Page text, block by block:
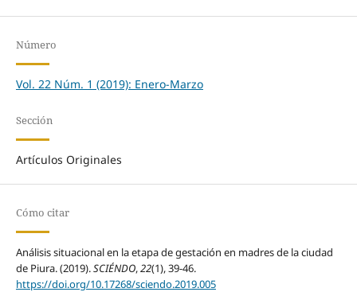
Número
Vol. 22 Núm. 1 (2019): Enero-Marzo
Sección
Artículos Originales
Cómo citar
Análisis situacional en la etapa de gestación en madres de la ciudad
de Piura. (2019).SCIÉNDO,22(1), 39-46.
https://doi.org/10.17268/sciendo.2019.005